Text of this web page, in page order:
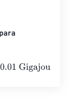
Gigajoules